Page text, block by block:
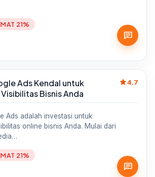
21%
chat
Ads Kendal untuk
Bisnis Anda
star4.7
Ads adalah investasi untuk
online bisnis Anda. Mulai dari
21%
chat